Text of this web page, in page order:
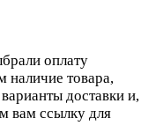
оплату
наличие товара,
доставки и,
вам ссылку для